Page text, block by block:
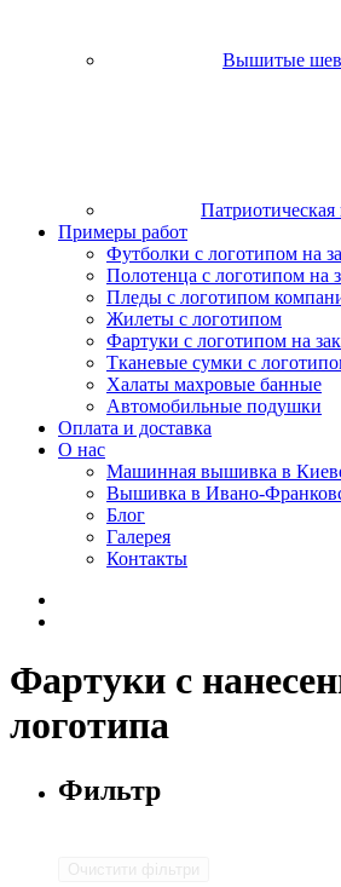
Вышитые
Примеры работ
Футболки с логотипом на
Полотенца с логотипом на
Пледы с логотипом
Жилеты с логотипом
Фартуки с логотипом на
Тканевые сумки с
Халаты махровые банные
Автомобильные подушки
Оплата и доставка
О нас
Машинная вышивка в
Вышивка в Ивано-
Блог
Галерея
Контакты
Фартуки с
логотипа
Фильтр